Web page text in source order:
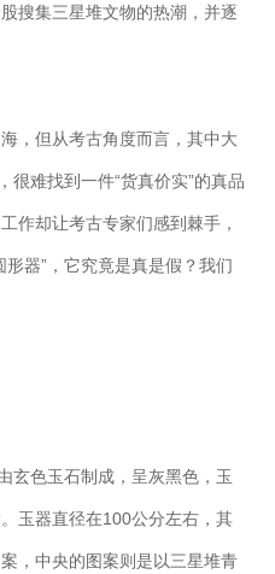
搜集三星堆文物的热潮，并逐
，但从考古角度而言，其中大
很难找到一件“货真价实”的真品
作却让考古专家们感到棘手，
器”，它究竟是真是假？我们
玄色玉石制成，呈灰黑色，玉
玉器直径在100公分左右，其
，中央的图案则是以三星堆青